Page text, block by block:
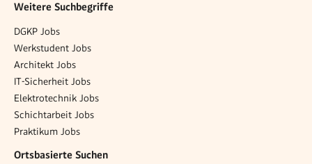
Weitere Suchbegriffe
DGKP Jobs
Werkstudent Jobs
Architekt Jobs
IT-Sicherheit Jobs
Elektrotechnik Jobs
Schichtarbeit Jobs
Praktikum Jobs
Ortsbasierte Suchen